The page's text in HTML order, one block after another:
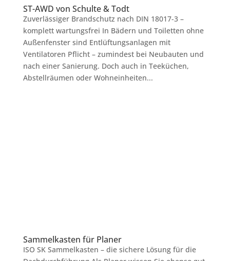
ST-AWD von Schulte & Todt
Zuverlässiger Brandschutz nach DIN 18017-3 –
komplett wartungsfrei In Bädern und Toiletten ohne
Außenfenster sind Entlüftungsanlagen mit
Ventilatoren Pflicht – zumindest bei Neubauten und
nach einer Sanierung. Doch auch in Teeküchen,
Abstellräumen oder Wohneinheiten...
Sammelkasten für Planer
ISO SK Sammelkasten – die sichere Lösung für die